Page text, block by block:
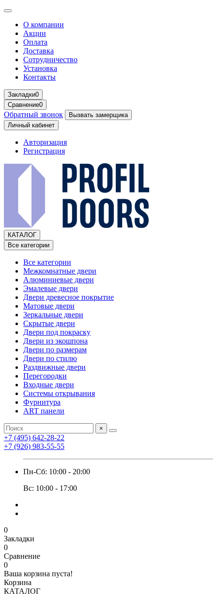
О компании
Акции
Оплата
Доставка
Сотрудничество
Установка
Контакты
Закладки0
Сравнение0
Обратный звонок
Вызвать замерщика
Личный кабинет
Авторизация
Регистрация
КАТАЛОГ
Все категории
Все категории
Межкомнатные двери
Алюминиевые двери
Эмалевые двери
Двери древесное покрытие
Матовые двери
Зеркальные двери
Скрытые двери
Двери под покраску
Двери из экошпона
Двери по размерам
Двери по стилю
Раздвижные двери
Перегородки
Входные двери
Системы открывания
Фурнитура
ART панели
×
+7 (495) 642-28-22
+7 (926) 983-55-55
Пн-Сб: 10:00 - 20:00
Вс: 10:00 - 17:00
0
Закладки
0
Сравнение
0
Ваша корзина пуста!
Корзина
КАТАЛОГ